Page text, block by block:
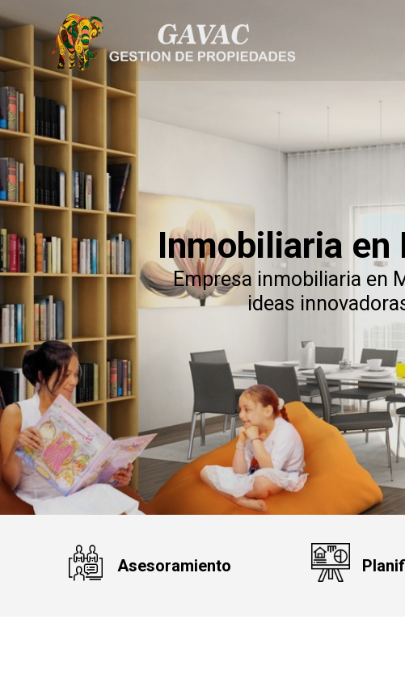
Inmobiliaria en
Empresa inmobiliaria en
ideas
Asesoramiento